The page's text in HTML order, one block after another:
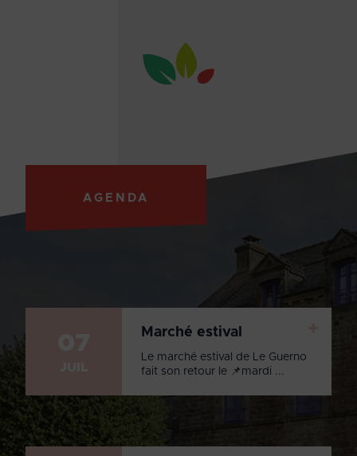
AGENDA
Marché estival
Le marché estival de Le Guerno
fait son retour le 📌mardi ...